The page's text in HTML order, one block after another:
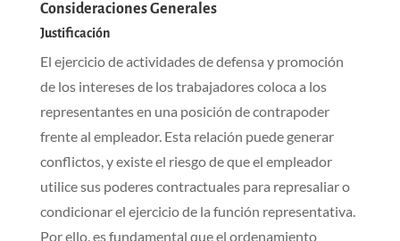
Consideraciones Generales
Justificación
El ejercicio de actividades de defensa y promoción
de los intereses de los trabajadores coloca a los
representantes en una posición de contrapoder
frente al empleador. Esta relación puede generar
conflictos, y existe el riesgo de que el empleador
utilice sus poderes contractuales para represaliar o
condicionar el ejercicio de la función representativa.
Por ello, es fundamental que el ordenamiento